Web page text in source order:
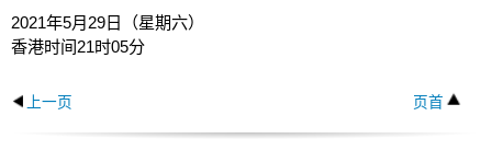
2021年5月29日（星期六）
香港时间21时05分
上一页 页首